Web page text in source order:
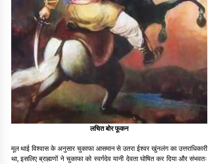
लचित बोर फूकन
मूल थाई विश्वास के अनुसार चुकाफा आसमान से उतरा ईश्वर खुंनलंग का उत्तराधिकारी
था, इसलिए ब्राह्मणों ने चुकाफा को स्वर्गदेव यानी देवता घोषित कर दिया और संभवतः